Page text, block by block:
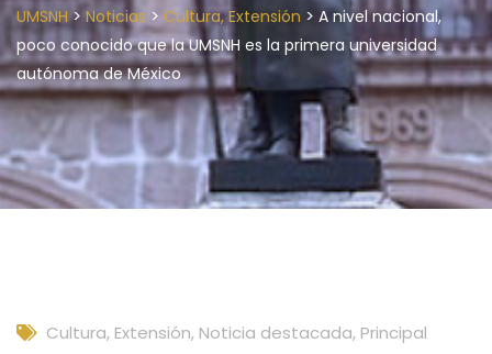
UMSNH> Noticias > Cultura, Extensión > A nivel nacional,
poco conocido que la UMSNH es la primera universidad
autónoma de México
Cultura, Extensión, Noticia destacada, Principal